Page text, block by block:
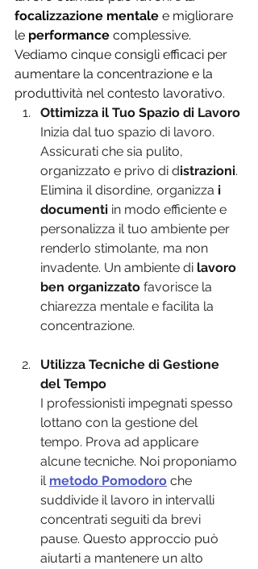
focalizzazione mentale e migliorare
le performance complessive.
Vediamo cinque consigli efficaci per
aumentare la concentrazione e la
produttività nel contesto lavorativo.
Ottimizza il Tuo Spazio di Lavoro
Inizia dal tuo spazio di lavoro.
Assicurati che sia pulito,
organizzato e privo di distrazioni.
Elimina il disordine, organizza i
documenti in modo efficiente e
personalizza il tuo ambiente per
renderlo stimolante, ma non
invadente. Un ambiente di lavoro
ben organizzato favorisce la
chiarezza mentale e facilita la
concentrazione.
Utilizza Tecniche di Gestione
del Tempo
I professionisti impegnati spesso
lottano con la gestione del
tempo. Prova ad applicare
alcune tecniche. Noi proponiamo
il metodo Pomodoro che
suddivide il lavoro in intervalli
concentrati seguiti da brevi
pause. Questo approccio può
aiutarti a mantenere un alto